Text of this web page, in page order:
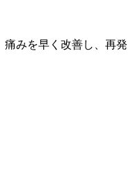
痛みを早く改善し、再発